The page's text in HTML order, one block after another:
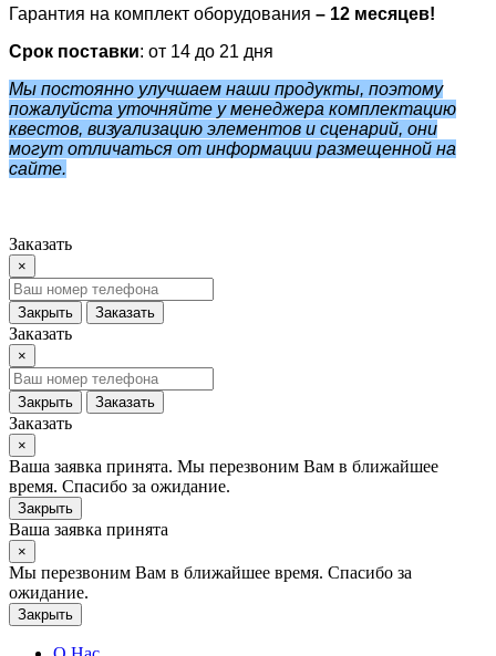
Гарантия на комплект оборудования – 12 месяцев!
Срок поставки: от 14 до 21 дня
Мы постоянно улучшаем наши продукты, поэтому
пожалуйста уточняйте у менеджера комплектацию
квестов, визуализацию элементов и сценарий, они
могут отличаться от информации размещенной на
сайте.
Заказать
×
Закрыть Заказать
Заказать
×
Закрыть Заказать
Заказать
×
Ваша заявка принята. Мы перезвоним Вам в ближайшее
время. Спасибо за ожидание.
Закрыть
Ваша заявка принята
×
Мы перезвоним Вам в ближайшее время. Спасибо за
ожидание.
Закрыть